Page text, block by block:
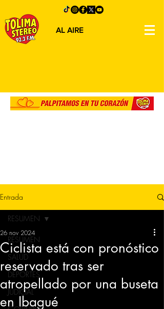
AL AIRE
Entrada
RESUMEN
SALUD
DEPORTES
JUDICIAL
RESUMEN
Ciclista está con pronóstico
reservado tras ser
atropellado por una buseta
en Ibagué
26 nov 2024